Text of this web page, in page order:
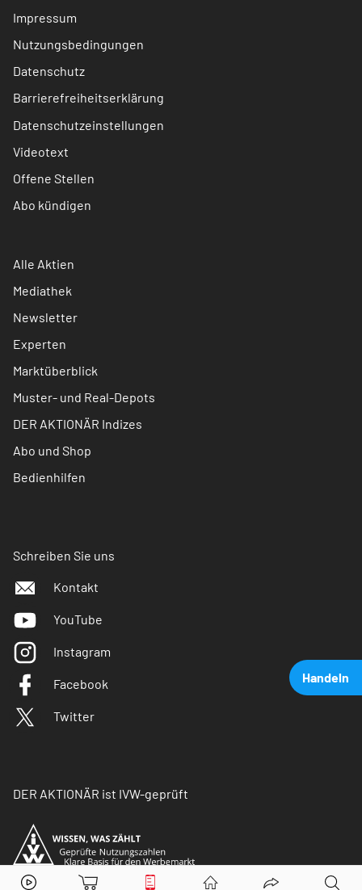
Handeln
BYDAktie jetzt handeln?
Impressum
Nutzungsbedingungen
Datenschutz
Barrierefreiheitserklärung
Datenschutzeinstellungen
Videotext
Offene Stellen
Abo kündigen
Alle Aktien
Mediathek
Newsletter
Experten
Marktüberblick
Muster- und Real-Depots
DER AKTIONÄR Indizes
Abo und Shop
Bedienhilfen
Schreiben Sie uns
Kontakt
YouTube
Instagram
Facebook
Twitter
DER AKTIONÄR ist IVW-geprüft